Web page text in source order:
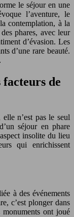
le séjour en une
l’aventure, le
contemplation, à la
phares, avec leur
d’évasion. Les
d’une rare beauté.
de
n’est pas le seul
séjour en phare
insolite du lieu
qui enrichissent
à des événements
c’est plonger dans
ont joué